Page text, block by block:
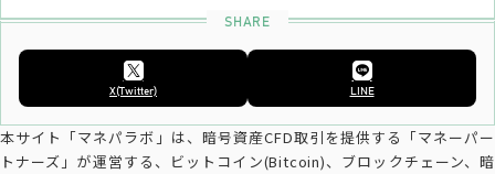
X(Twitter) LINE
本サイト「マネパラボ」は、暗号資産CFD取引を提供する「マネーパー
トナーズ」が運営する、ビットコイン(Bitcoin)、ブロックチェーン、暗